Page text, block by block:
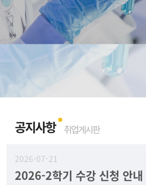
공지사항 취업게시판
2026-07-21
2026-2학기 수강 신청 안내